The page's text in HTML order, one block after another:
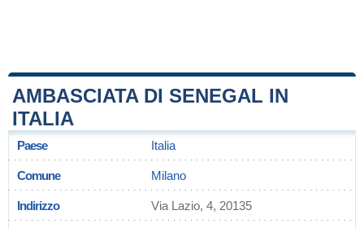
AMBASCIATA DI SENEGAL IN
ITALIA
Paese Italia
Comune Milano
Indirizzo Via Lazio, 4, 20135